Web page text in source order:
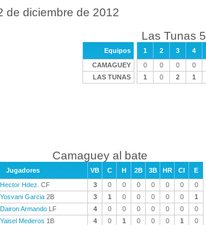
de diciembre de 2012
Las Tunas
Equipos 1 2 3 4
CAMAGUEY
0 0 0 0
LAS TUNAS
1 0 2 1
Camaguey al bate
Jugadores VB C H 2B 3B HR CI
E
Hector Hdez. CF 3 0 0 0 0 0 0
0
Yosvani Garcia 2B 3 1 0 0 0 0 0
1
Dairon Armando LF 4 0 0 0 0 0 0
0
Yaisel Mederos 1B 4 0 1 0 0 0 1
0